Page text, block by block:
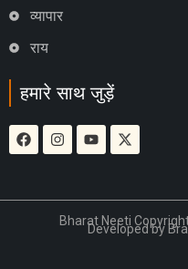
व्यापार
राय
हमारे साथ जुड़ें
Bharat Neeti
Developed by